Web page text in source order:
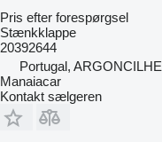
Pris efter forespørgsel
Stænkklappe
20392644
Portugal, ARGONCILHE
Manaiacar
Kontakt sælgeren